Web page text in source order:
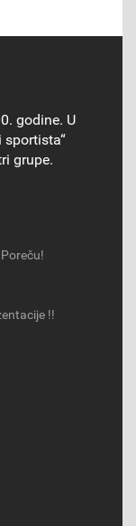
godine. U
sportista“
grupe.
!!